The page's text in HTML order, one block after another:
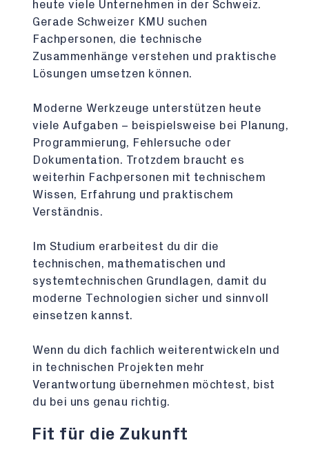
heute viele Unternehmen in der Schweiz.
Gerade Schweizer KMU suchen
Fachpersonen, die technische
Zusammenhänge verstehen und praktische
Lösungen umsetzen können.
Moderne Werkzeuge unterstützen heute
viele Aufgaben – beispielsweise bei Planung,
Programmierung, Fehlersuche oder
Dokumentation. Trotzdem braucht es
weiterhin Fachpersonen mit technischem
Wissen, Erfahrung und praktischem
Verständnis.
Im Studium erarbeitest du dir die
technischen, mathematischen und
systemtechnischen Grundlagen, damit du
moderne Technologien sicher und sinnvoll
einsetzen kannst.
Wenn du dich fachlich weiterentwickeln und
in technischen Projekten mehr
Verantwortung übernehmen möchtest, bist
du bei uns genau richtig.
Fit für die Zukunft